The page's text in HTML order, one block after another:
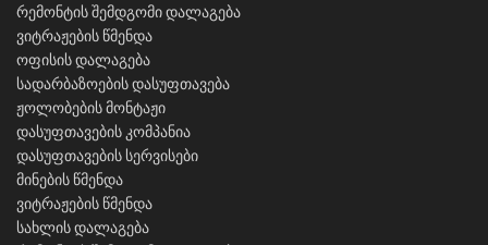
რემონტის შემდგომი დალაგება
ვიტრაჟების წმენდა
ოფისის დალაგება
სადარბაზოების დასუფთავება
ჟოლობების მონტაჟი
დასუფთავების კომპანია
დასუფთავების სერვისები
მინების წმენდა
ვიტრაჟების წმენდა
სახლის დალაგება